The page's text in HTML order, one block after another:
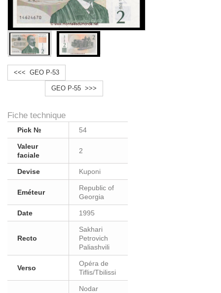
<<< GEO P-53
GEO P-55 >>>
Fiche technique
Pick № 54
Valeur
faciale
2
Devise Kuponi
Eméteur
Republic of
Georgia
Date 1995
Recto
Sakhari
Petrovich
Paliashvili
Verso
Opéra de
Tiflis/Tbilissi
Nodar